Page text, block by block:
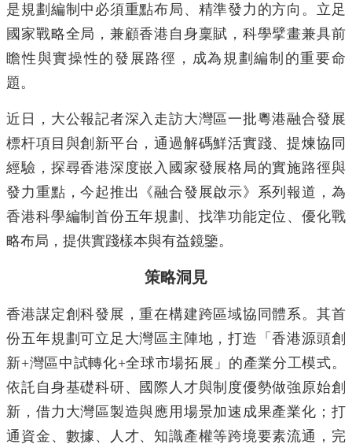
是規劃編制中必須重點布局、精準發力的方向。立足
國家戰略全局，兼顧香港自身稟賦，科學擘畫兼具前
瞻性與實操性的發展路徑，成為規劃編制的重要命
題。
近日，大公報記者深入走訪大灣區一批粵港融合發展
標杆項目與創新平台，通過解碼鮮活實踐、提煉協同
經驗，探尋香港深度嵌入國家發展格局的實施路徑與
發力重點，今起推出《融合發展啟示》系列報道，為
香港科學編制首份五年規劃、找準功能定位、優化戰
略布局，提供實踐樣本與有益鏡鑒。
策略洞見
香港謀定創科發展，重在構建跨區域協同體系。其首
份五年規劃可立足大灣區主陣地，打造「香港源頭創
新+灣區中試轉化+全球市場拓展」的產業分工模式。
依託自身基礎科研、國際人才與制度優勢做強原始創
新，借力大灣區製造與應用場景加速成果產業化；打
通資金、數據、人才、知識產權等跨境要素流通，完